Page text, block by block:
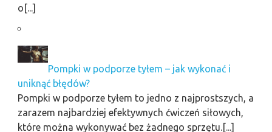
o[...]
Pompki w podporze tyłem – jak wykonać i
uniknąć błędów?
Pompki w podporze tyłem to jedno z najprostszych, a
zarazem najbardziej efektywnych ćwiczeń siłowych,
które można wykonywać bez żadnego sprzętu.[...]